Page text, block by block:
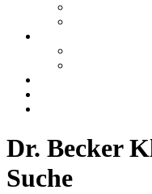
Dr. Becker
Suche